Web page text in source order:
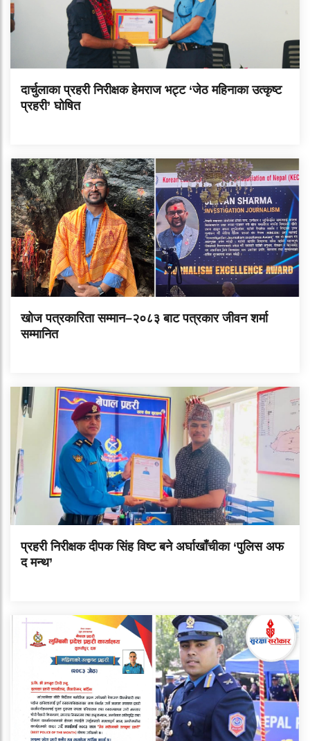
दार्चुलाका प्रहरी निरीक्षक हेमराज भट्ट ‘जेठ महिनाका उत्कृष्ट
प्रहरी’ घोषित
खोज पत्रकारिता सम्मान–२०८३ बाट पत्रकार जीवन शर्मा
सम्मानित
प्रहरी निरीक्षक दीपक सिंह विष्ट बने अर्घाखाँचीका ‘पुलिस अफ
द मन्थ’